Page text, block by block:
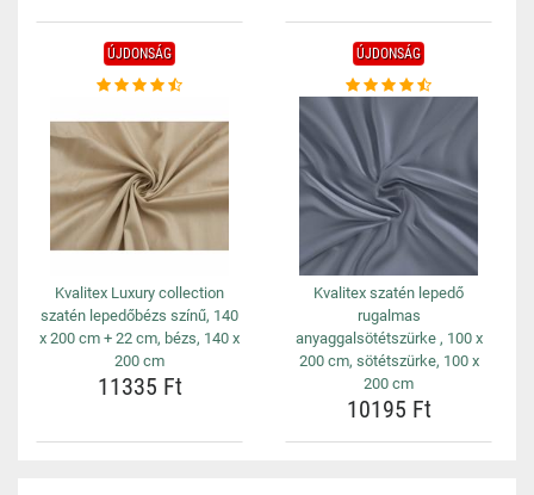
ÚJDONSÁG
Kvalitex Luxury collection
szatén lepedőbézs színű, 140
x 200 cm + 22 cm, bézs, 140 x
200 cm
11335 Ft
ÚJDONSÁG
Kvalitex szatén lepedő
rugalmas
anyaggalsötétszürke , 100 x
200 cm, sötétszürke, 100 x
200 cm
10195 Ft